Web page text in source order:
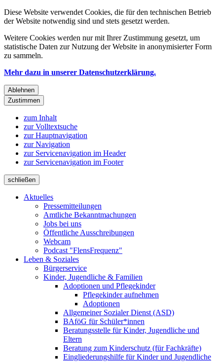
Diese Website verwendet Cookies, die für den technischen Betrieb
der Website notwendig sind und stets gesetzt werden.
Weitere Cookies werden nur mit Ihrer Zustimmung gesetzt, um
statistische Daten zur Nutzung der Website in anonymisierter Form
zu sammeln.
Mehr dazu in unserer Datenschutzerklärung.
Ablehnen
Zustimmen
zum Inhalt
zur Volltextsuche
zur Hauptnavigation
zur Navigation
zur Servicenavigation im Header
zur Servicenavigation im Footer
schließen
Aktuelles
Pressemitteilungen
Amtliche Bekanntmachungen
Jobs bei uns
Öffentliche Ausschreibungen
Webcam
Podcast "FlensFrequenz"
Leben & Soziales
Bürgerservice
Kinder, Jugendliche & Familien
Adoptionen und Pflegekinder
Pflegekinder aufnehmen
Adoptionen
Allgemeiner Sozialer Dienst (ASD)
BAföG für Schüler*innen
Beratungsstelle für Kinder, Jugendliche und
Eltern
Beratung zum Kinderschutz (für Fachkräfte)
Eingliederungshilfe für Kinder und Jugendliche